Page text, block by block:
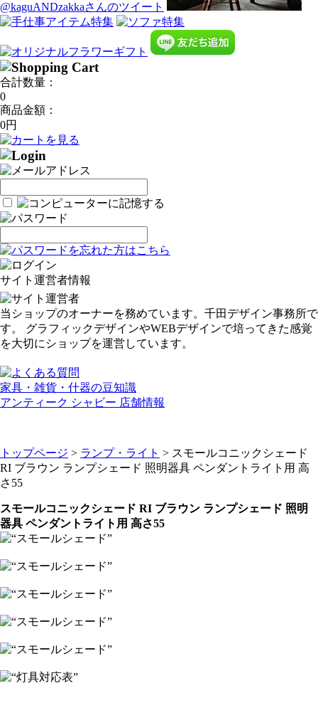
@kaguANDzakkaさんのツイート
合計数量：
0
商品金額：
0円
サイト運営者情報
当ショップのオーナーを務めています。千田デザイン事務所で
す。 グラフィックデザインやWEBデザインで培ってきた感覚
を大切にショップを運営しています。
家具・雑貨・什器の豆知識
アンティーク シャビー 店舗情報
トップページ > ランプ・ライト > スモールコニックシェード
RI ブラウン ランプシェード 照明器具 ペンダントライト用 高
さ55
スモールコニックシェード RI ブラウン ランプシェード 照明
器具 ペンダントライト用 高さ55